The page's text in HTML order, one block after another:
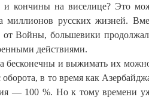
и кончины на виселице? Это
миллионов русских жизней.
Войны, большевики
действиями.
бесконечны и выжимать их
в то время как
— 100 %. Но к тому времени